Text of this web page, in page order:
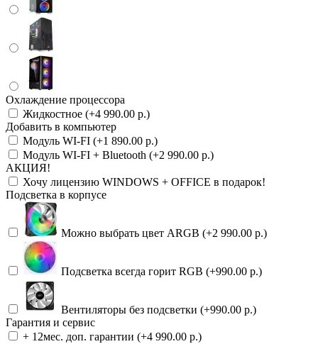
Охлаждение процессора
Жидкостное (+4 990.00 р.)
Добавить в компьютер
Модуль WI-FI (+1 890.00 р.)
Модуль WI-FI + Bluetooth (+2 990.00 р.)
АКЦИЯ!
Хочу лицензию WINDOWS + OFFICE в подарок!
Подсветка в корпусе
Можно выбрать цвет ARGB (+2 990.00 р.)
Подсветка всегда горит RGB (+990.00 р.)
Вентиляторы без подсветки (+990.00 р.)
Гарантия и сервис
+ 12мес. доп. гарантии (+4 990.00 р.)